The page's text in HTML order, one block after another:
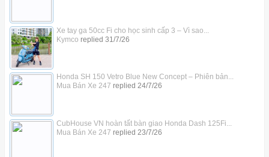
Xe tay ga 50cc Fi cho học sinh cấp 3 – Vì sao...
Kymco replied 31/7/26
Honda SH 150 Vetro Blue New Concept – Phiên bản...
Mua Bán Xe 247 replied 24/7/26
CubHouse VN hoàn tất bàn giao Honda Dash 125Fi...
Mua Bán Xe 247 replied 23/7/26